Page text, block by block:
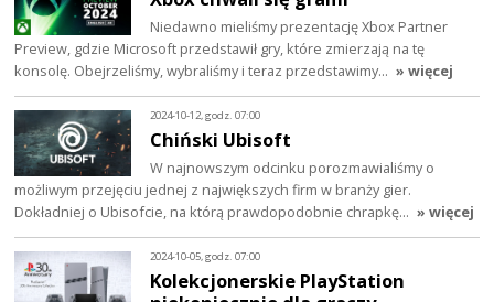
Niedawno mieliśmy prezentację Xbox Partner
Preview, gdzie Microsoft przedstawił gry, które zmierzają na tę
konsolę. Obejrzeliśmy, wybraliśmy i teraz przedstawimy… » więcej
2024-10-12, godz. 07:00
Chiński Ubisoft
W najnowszym odcinku porozmawialiśmy o
możliwym przejęciu jednej z największych firm w branży gier.
Dokładniej o Ubisofcie, na którą prawdopodobnie chrapkę… » więcej
2024-10-05, godz. 07:00
Kolekcjonerskie PlayStation